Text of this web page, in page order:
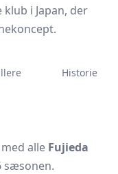
i Japan, der
Historie
alle Fujieda
sæsonen.